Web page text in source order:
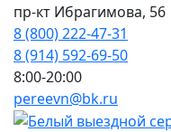
пр-кт Ибрагимова, 56
8 (800) 222-47-31
8 (914) 592-69-50
8:00-20:00
pereevn@bk.ru